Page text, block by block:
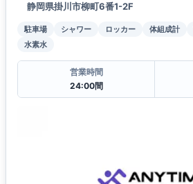
静岡県掛川市柳町6番1-2F
駐車場 シャワー ロッカー 体組成計
水素水
営業時間
24:00間